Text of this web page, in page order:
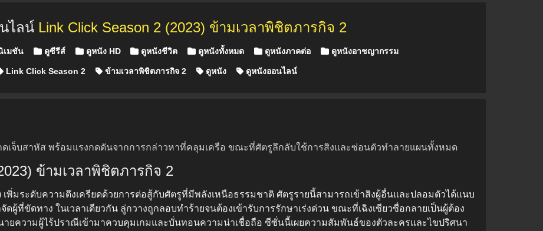
ไลน์ Link Click Season 2 (2023) ข้ามเวลาพิชิตภารกิจ 2
เมชัน ดูซีรีส์ ดูหนัง HD ดูหนังชีวิต ดูหนังทั้งหมด ดูหนังภาคต่อ ดูหนังอาชญากรรม
Link Click Season 2 ข้ามเวลาพิชิตภารกิจ 2 ดูหนัง ดูหนังออนไลน์
ดเจ็บสาหัส พร้อมแรงกดดันจากการกล่าวหาที่คลุมเครือ ขณะที่ศัตรูลึกลับใช้การสิงและซ่อนตัวทำลายแผนทั้งหมด
ข้ามเวลาพิชิตภารกิจ 2
เพิ่มระดับความตึงเครียดด้วยการต่อสู้กับศัตรูที่มีพลังเหนือธรรมชาติ ศัตรูรายนี้สามารถเข้าสิงผู้อื่นและปลอมตัวได้แนบ
ผู้ที่ขัดทาง ในเวลาเดียวกัน ลู่กวางถูกลอบทำร้ายจนต้องเข้ารับการรักษาเร่งด่วน ขณะที่เฉิงเซียวซื่อกลายเป็นผู้ต้อง
ยความผู้ไร้ปราณีเข้ามาควบคุมเกมและบั่นทอนความน่าเชื่อถือ ซีซั่นนี้เผยความสัมพันธ์ของตัวละครและไขปริศนา